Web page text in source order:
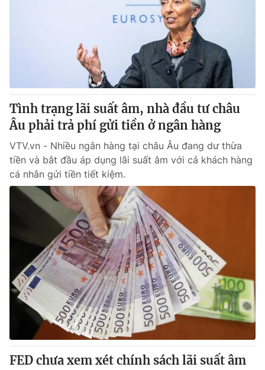
Tư vấn
Giao lưu trực tuyến
Chuyên mục khác
Emagazine Podcast
Photo
Shorts video
VTV Money VTV Thể thao
VTV Sức khoẻ Bất động sản
Thị trường 24h Tấm lòng Việt
VTV4 Vươn mình bằng AI
Tình trạng lãi suất âm, nhà đầu tư châu
Âu phải trả phí gửi tiền ở ngân hàng
VTV.vn - Nhiều ngân hàng tại châu Âu đang dư thừa
tiền và bắt đầu áp dụng lãi suất âm với cả khách hàng
cá nhân gửi tiền tiết kiệm.
FED chưa xem xét chính sách lãi suất âm